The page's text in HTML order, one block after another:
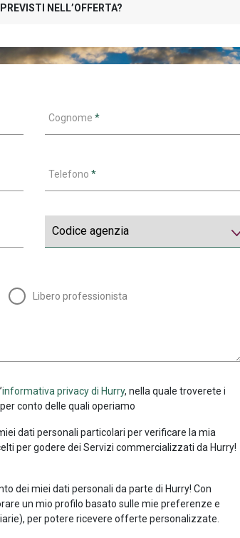
NELL’OFFERTA?
Cognome *
Telefono *
Libero professionista
informativa privacy di Hurry, nella quale troverete i
conto delle quali operiamo
dati personali particolari per verificare la mia
per godere dei Servizi commercializzati da Hurry!
dei miei dati personali da parte di Hurry! Con
un mio profilo basato sulle mie preferenze e
per potere ricevere offerte personalizzate.